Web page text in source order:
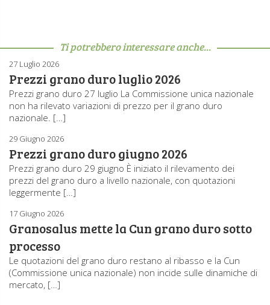
Ti potrebbero interessare anche...
27 Luglio 2026
Prezzi grano duro luglio 2026
Prezzi grano duro 27 luglio La Commissione unica nazionale
non ha rilevato variazioni di prezzo per il grano duro
nazionale. […]
29 Giugno 2026
Prezzi grano duro giugno 2026
Prezzi grano duro 29 giugno È iniziato il rilevamento dei
prezzi del grano duro a livello nazionale, con quotazioni
leggermente […]
17 Giugno 2026
Granosalus mette la Cun grano duro sotto
processo
Le quotazioni del grano duro restano al ribasso e la Cun
(Commissione unica nazionale) non incide sulle dinamiche di
mercato, […]